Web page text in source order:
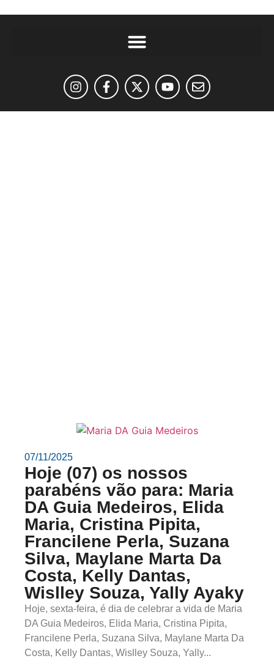
07/11/2025
Hoje (07) os nossos
parabéns vão para: Maria
DA Guia Medeiros, Elida
Maria, Cristina Pipita,
Francilene Perla, Suzana
Silva, Maylane Marta Da
Costa, Kelly Dantas,
Wislley Souza, Yally Ayaky
Hoje, sexta-feira, é dia de celebrar a vida de Maria
DA Guia Medeiros, Elida Maria, Cristina Pipita,
Francilene Perla, Suzana Silva, Maylane Marta Da
Costa, Kelly Dantas, Wislley Souza, Yally...